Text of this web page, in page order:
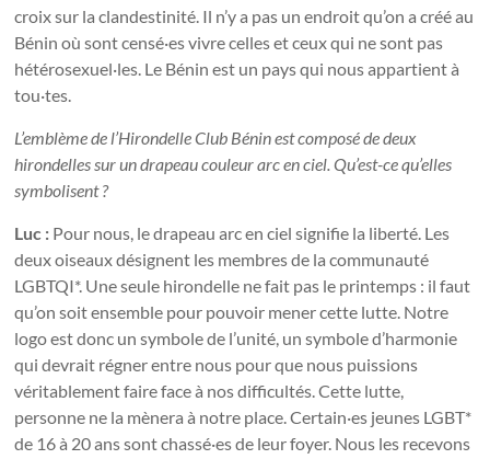
croix sur la clandestinité. Il n’y a pas un endroit qu’on a créé au
Bénin où sont censé·es vivre celles et ceux qui ne sont pas
hétérosexuel·les. Le Bénin est un pays qui nous appartient à
tou·tes.
L’emblème de l’Hirondelle Club Bénin est composé de deux
hirondelles sur un drapeau couleur arc en ciel. Qu’est-ce qu’elles
symbolisent ?
Luc : Pour nous, le drapeau arc en ciel signifie la liberté. Les
deux oiseaux désignent les membres de la communauté
LGBTQI*. Une seule hirondelle ne fait pas le printemps : il faut
qu’on soit ensemble pour pouvoir mener cette lutte. Notre
logo est donc un symbole de l’unité, un symbole d’harmonie
qui devrait régner entre nous pour que nous puissions
véritablement faire face à nos difficultés. Cette lutte,
personne ne la mènera à notre place. Certain·es jeunes LGBT*
de 16 à 20 ans sont chassé·es de leur foyer. Nous les recevons